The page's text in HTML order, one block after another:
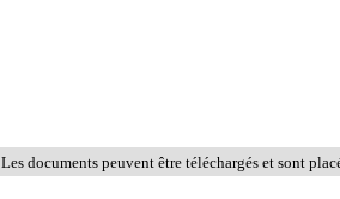
Les documents peuvent être téléchargés et sont